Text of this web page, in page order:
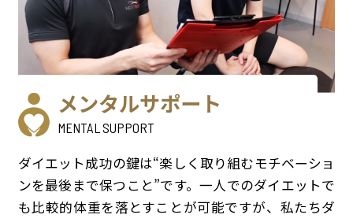
メンタルサポート
MENTAL SUPPORT
ダイエット成功の鍵は“楽しく取り組むモチベーショ
ンを最後まで保つこと”です。一人でのダイエットで
も比較的体重を落とすことが可能ですが、私たちダ